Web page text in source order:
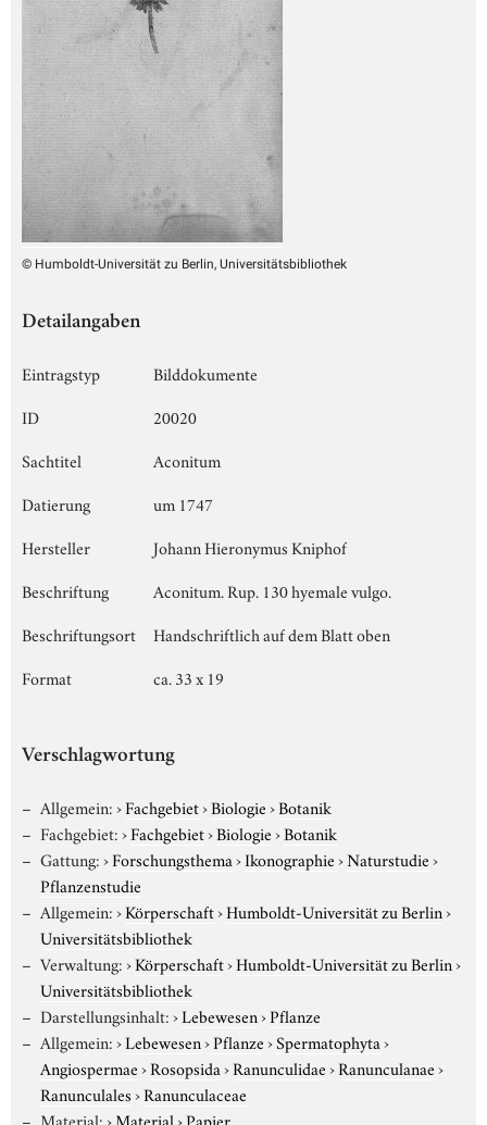
© Humboldt-Universität zu Berlin, Universitätsbibliothek
Detailangaben
Eintragstyp
Bilddokumente
ID
20020
Sachtitel
Aconitum
Datierung
um 1747
Hersteller
Johann Hieronymus Kniphof
Beschriftung
Aconitum. Rup. 130 hyemale vulgo.
Beschriftungsort
Handschriftlich auf dem Blatt oben
Format
ca. 33 x 19
Verschlagwortung
Allgemein:›Fachgebiet›Biologie›Botanik
Fachgebiet:›Fachgebiet›Biologie›Botanik
Gattung:›Forschungsthema›Ikonographie›Naturstudie›
Pflanzenstudie
Allgemein:›Körperschaft›Humboldt-Universität zu Berlin›
Universitätsbibliothek
Verwaltung:›Körperschaft›Humboldt-Universität zu Berlin›
Universitätsbibliothek
Darstellungsinhalt:›Lebewesen›Pflanze
Allgemein:›Lebewesen›Pflanze›Spermatophyta›
Angiospermae›Rosopsida›Ranunculidae›Ranunculanae›
Ranunculales›Ranunculaceae
Material:›Material›Papier